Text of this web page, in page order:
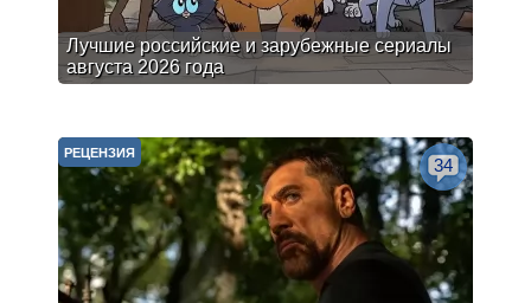
Лучшие российские и зарубежные сериалы
августа 2026 года
РЕЦЕНЗИЯ
34